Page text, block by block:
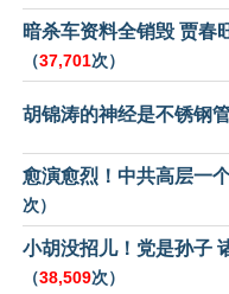
暗杀车资料全销毁 贾春
（37,701次）
胡锦涛的神经是不锈钢
愈演愈烈！中共高层一
次）
小胡没招儿！党是孙子
（38,509次）